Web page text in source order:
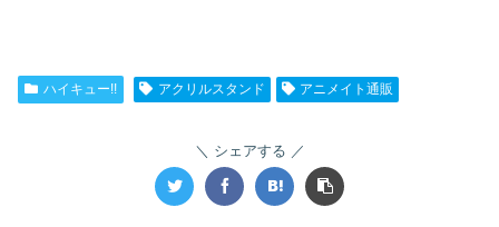
ハイキュー!! アクリルスタンド アニメイト通販
シェアする